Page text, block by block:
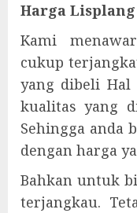
Harga
Kami
cukup
yang dibeli
kualitas yang
Sehingga anda
dengan harga
Bahkan untuk
terjangkau.